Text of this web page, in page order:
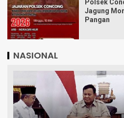
Polsek
Jagung
Pangan
NASIONAL